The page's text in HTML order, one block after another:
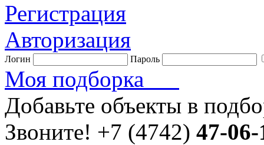
Регистрация
Авторизация
Логин Пароль
Моя подборка
Добавьте объекты в
Звоните! +7 (4742) 47-06-